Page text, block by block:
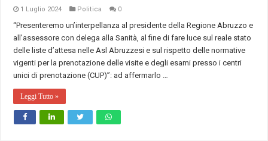
1 Luglio 2024 Politica 0
“Presenteremo un’interpellanza al presidente della Regione Abruzzo e
all’assessore con delega alla Sanità, al fine di fare luce sul reale stato
delle liste d’attesa nelle Asl Abruzzesi e sul rispetto delle normative
vigenti per la prenotazione delle visite e degli esami presso i centri
unici di prenotazione (CUP)”: ad affermarlo …
Leggi Tutto »